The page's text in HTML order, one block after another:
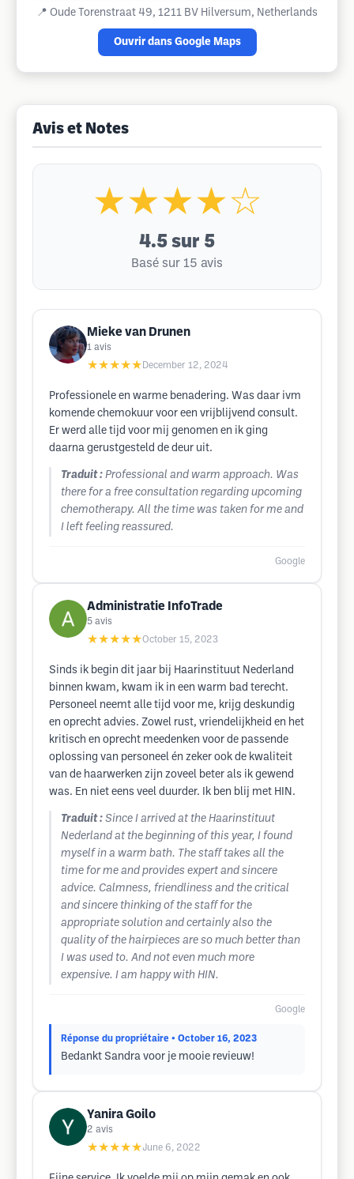
📍 Oude Torenstraat 49, 1211 BV Hilversum, Netherlands
Ouvrir dans Google Maps
Avis et Notes
★★★★☆
4.5 sur 5
Basé sur 15 avis
Mieke van Drunen
1 avis
★★★★★ December 12, 2024
Professionele en warme benadering. Was daar ivm
komende chemokuur voor een vrijblijvend consult.
Er werd alle tijd voor mij genomen en ik ging
daarna gerustgesteld de deur uit.
Traduit : Professional and warm approach. Was
there for a free consultation regarding upcoming
chemotherapy. All the time was taken for me and
I left feeling reassured.
Google
Administratie InfoTrade
5 avis
★★★★★October 15, 2023
Sinds ik begin dit jaar bij Haarinstituut Nederland
binnen kwam, kwam ik in een warm bad terecht.
Personeel neemt alle tijd voor me, krijg deskundig
en oprecht advies. Zowel rust, vriendelijkheid en het
kritisch en oprecht meedenken voor de passende
oplossing van personeel én zeker ook de kwaliteit
van de haarwerken zijn zoveel beter als ik gewend
was. En niet eens veel duurder. Ik ben blij met HIN.
Traduit : Since I arrived at the Haarinstituut
Nederland at the beginning of this year, I found
myself in a warm bath. The staff takes all the
time for me and provides expert and sincere
advice. Calmness, friendliness and the critical
and sincere thinking of the staff for the
appropriate solution and certainly also the
quality of the hairpieces are so much better than
I was used to. And not even much more
expensive. I am happy with HIN.
Google
Réponse du propriétaire • October 16, 2023
Bedankt Sandra voor je mooie revieuw!
Yanira Goilo
2 avis
★★★★★June 6, 2022